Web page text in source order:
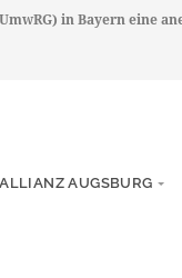
in Bayern eine
AUGSBURG